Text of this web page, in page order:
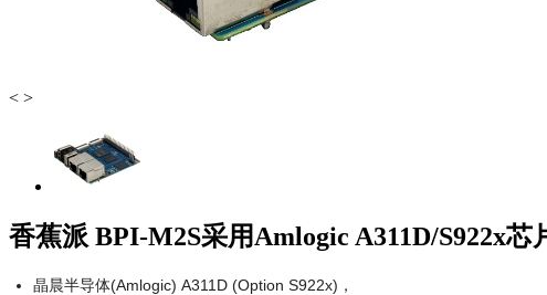
< >
香蕉派 BPI-M2S采用Amlogic A311D/S922x
晶晨半导体(Amlogic) A311D (Option S922x)，